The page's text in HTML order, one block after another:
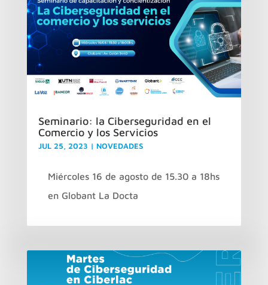
Seminario: la Ciberseguridad en el
Comercio y los Servicios
JUL 25, 2023 | NOVEDADES
Miércoles 16 de agosto de 15.30 a 18hs
en Globant La Docta